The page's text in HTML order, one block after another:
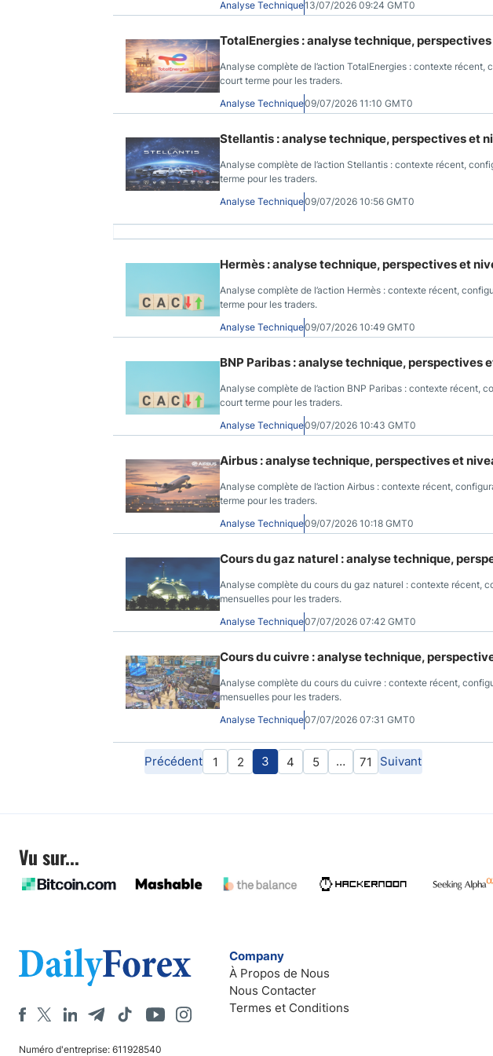
Analyse Technique13/07/2026 09:24 GMT0
TotalEnergies : analyse technique,
Analyse complète de l’action TotalEnergies : contexte
court terme pour les traders.
Analyse Technique09/07/2026 11:10 GMT0
Stellantis : analyse technique, perspectives et
Analyse complète de l’action Stellantis : contexte récent,
terme pour les traders.
Analyse Technique09/07/2026 10:56 GMT0
Hermès : analyse technique, perspectives et
Analyse complète de l’action Hermès : contexte récent,
terme pour les traders.
Analyse Technique09/07/2026 10:49 GMT0
BNP Paribas : analyse technique, perspectives
Analyse complète de l’action BNP Paribas : contexte récent,
court terme pour les traders.
Analyse Technique09/07/2026 10:43 GMT0
Airbus : analyse technique, perspectives et
Analyse complète de l’action Airbus : contexte récent,
terme pour les traders.
Analyse Technique09/07/2026 10:18 GMT0
Cours du gaz naturel : analyse technique,
Analyse complète du cours du gaz naturel : contexte récent,
mensuelles pour les traders.
Analyse Technique07/07/2026 07:42 GMT0
Cours du cuivre : analyse technique,
Analyse complète du cours du cuivre : contexte récent,
mensuelles pour les traders.
Analyse Technique07/07/2026 07:31 GMT0
Précédent 1 2 3 4 5 … 71 Suivant
Vu sur...
Numéro d'entreprise: 611928540
Company
À Propos de Nous
Nous Contacter
Termes et Conditions